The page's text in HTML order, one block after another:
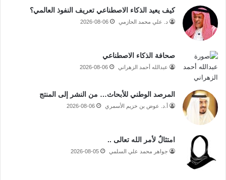
كيف يعيد الذكاء الاصطناعي تعريف النفوذ العالمي؟
د. علي محمد الحازمي 2026-08-06
صحافة الذكاء الاصطناعي
عبدالله أحمد الزهراني 2026-08-06
المرصد الوطني للأبحاث… من النشر إلى المنتج
أ.د. عوض بن خزيم الأسمري 2026-08-06
امتثالٌ لأمر الله تعالى ..
جواهر محمد علي السلمي 2026-08-05